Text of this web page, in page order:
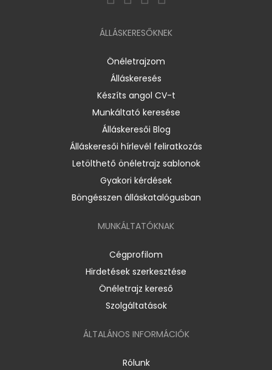
ÁLLÁSKERESŐKNEK
Önéletrajzom
Álláskeresés
Készíts angol CV-t
Munkáltató keresése
Álláskeresői Blog
Álláskeresői hírlevél feliratkozás
Letölthető önéletrajz sablonok
Gyakori kérdések
Böngésszen álláskatalógusban
MUNKÁLTATÓKNAK
Cégprofilom
Hirdetések szerkesztése
Önéletrajz kereső
Szolgáltatások
ÁLTALÁNOS INFORMÁCIÓK
Rólunk